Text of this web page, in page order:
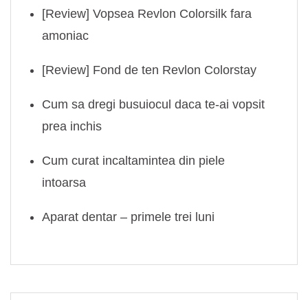
[Review] Vopsea Revlon Colorsilk fara
amoniac
[Review] Fond de ten Revlon Colorstay
Cum sa dregi busuiocul daca te-ai vopsit
prea inchis
Cum curat incaltamintea din piele
intoarsa
Aparat dentar – primele trei luni